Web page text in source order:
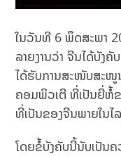
ໃນວັນທີ 6 ພຶດສະພາ
ລາຍງານວ່າ ຈີນໄດ້ບັງ
ໄດ້ຮັບການສະໜັບສະໜູ
ຄອມພິວເຕີ ທີ່ເປັນຍີ່ຫໍ້ຂ
ທີ່ເປັນຂອງຈີນພາຍໃນໄ
ໂດຍຂໍ້ບັງຄັບນີ້ນັບເປັນຄ